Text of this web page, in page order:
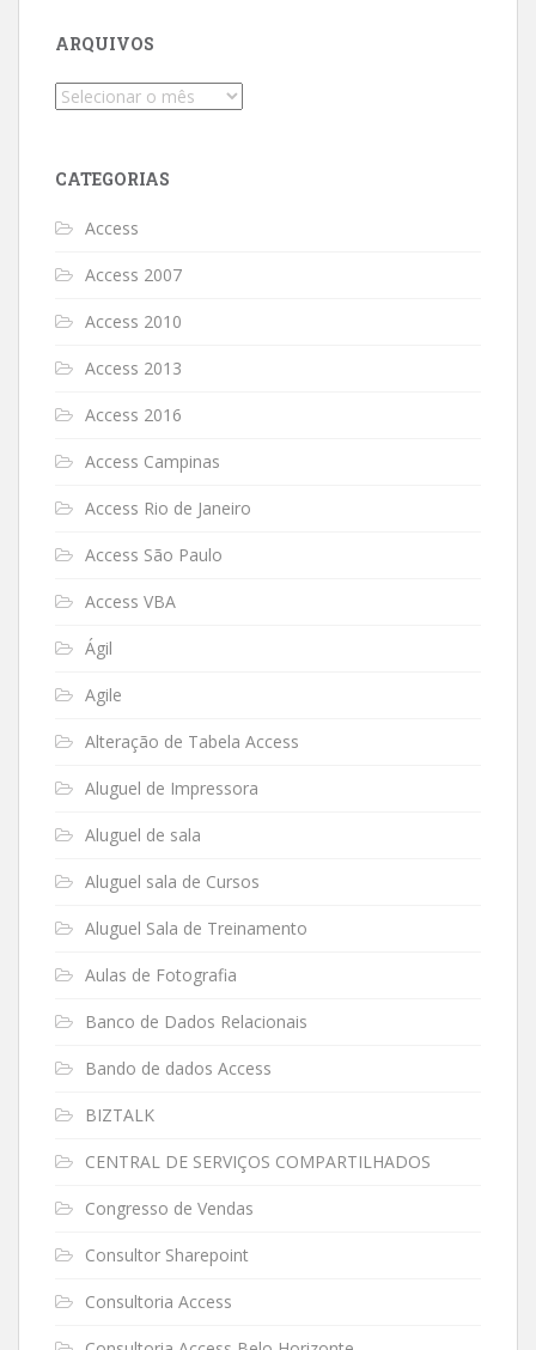
ARQUIVOS
Arquivos
CATEGORIAS
Access
Access 2007
Access 2010
Access 2013
Access 2016
Access Campinas
Access Rio de Janeiro
Access São Paulo
Access VBA
Ágil
Agile
Alteração de Tabela Access
Aluguel de Impressora
Aluguel de sala
Aluguel sala de Cursos
Aluguel Sala de Treinamento
Aulas de Fotografia
Banco de Dados Relacionais
Bando de dados Access
BIZTALK
CENTRAL DE SERVIÇOS COMPARTILHADOS
Congresso de Vendas
Consultor Sharepoint
Consultoria Access